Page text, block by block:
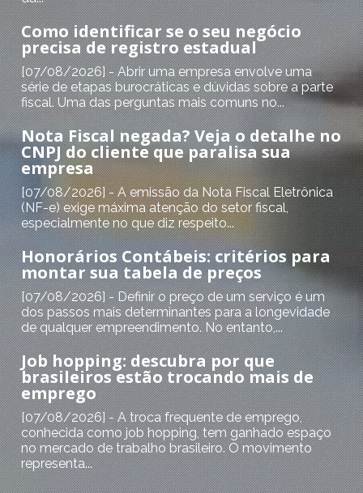
Como identificar se o seu negócio
precisa de registro estadual
[07/08/2026] - Abrir uma empresa envolve uma
série de etapas burocráticas e dúvidas sobre a parte
fiscal. Uma das perguntas mais comuns no...
Nota Fiscal negada? Veja o detalhe no
CNPJ do cliente que paralisa sua
empresa
[07/08/2026] - A emissão da Nota Fiscal Eletrônica
(NF-e) exige máxima atenção do setor fiscal,
especialmente no que diz respeito...
Honorários Contábeis: critérios para
montar sua tabela de preços
[07/08/2026] - Definir o preço de um serviço é um
dos passos mais determinantes para a longevidade
de qualquer empreendimento. No entanto,...
Job hopping: descubra por que
brasileiros estão trocando mais de
emprego
[07/08/2026] - A troca frequente de emprego,
conhecida como job hopping, tem ganhado espaço
no mercado de trabalho brasileiro. O movimento
representa...